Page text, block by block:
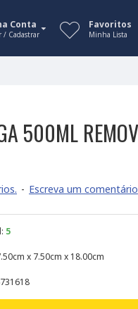
Conta
/ Cadastrar
Favoritos
Minha Lista
500ML
- Escreva um comentário
5
x 7.50cm x 18.00cm